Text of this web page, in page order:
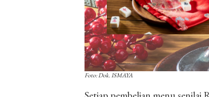
Foto: Dok. ISMAYA